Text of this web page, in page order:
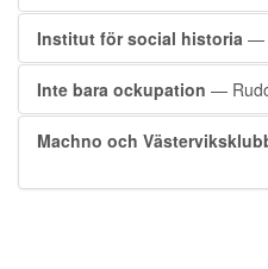
Institut för social historia —
Inte bara ockupation —
Machno och